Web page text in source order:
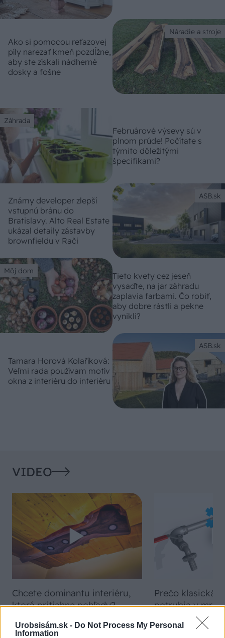
Urobsisám.sk - Do Not Process My Personal
Information
Náradie a stroje
Ako si pomocou reťazovej
píly narezať kmeň pozdĺžne,
aby ste získali nádherné
dosky a fošne
Záhrada
Februárové výsevy sú v
plnom prúde! Počítate s
týmito dôležitými
špecifikami?
ASB.sk
Známy developer zlepší
vstupnú bránu do
Bratislavy. Alto Real Estate
ukázal detaily zástavby
brownfieldu v Rači
Môj dom
Tieto kvety cez jeseň
vysaďte, na jar záhradu
zaplavia farbami. Čo robiť,
aby dobre rástli a pekne
vynikli?
ASB.sk
Tamara Horová Kolaříková:
Veľmi rada používam motív
okna z interiéru do interiéru
VIDEO
Chcete dominantu interiéru,
ktorá pritiahne pohľady?
orechové svietidlo
Prečo klasická
potrubia v
ako to vyriešiť